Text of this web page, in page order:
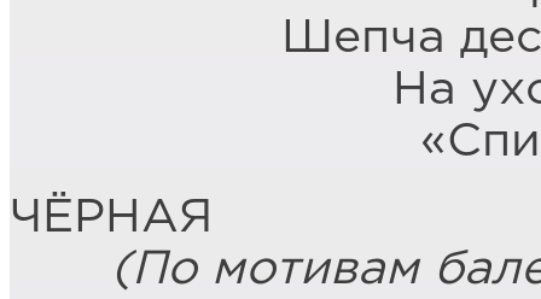
Шепча
На
ЧЁРНАЯ
(По мотивам